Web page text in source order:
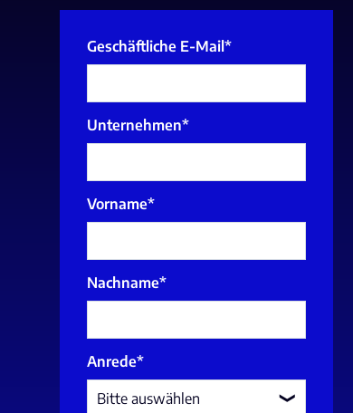
Geschäftliche E-Mail *
Unternehmen*
Vorname*
Nachname*
Anrede*